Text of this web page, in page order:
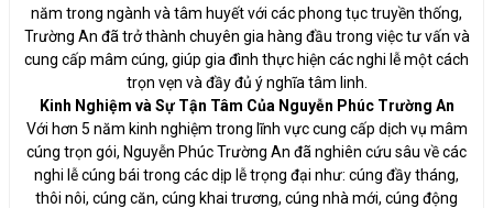
năm trong ngành và tâm huyết với các phong tục truyền thống,
Trường An đã trở thành chuyên gia hàng đầu trong việc tư vấn và
cung cấp mâm cúng, giúp gia đình thực hiện các nghi lễ một cách
trọn vẹn và đầy đủ ý nghĩa tâm linh.
Kinh Nghiệm và Sự Tận Tâm Của Nguyễn Phúc Trường An
Với hơn 5 năm kinh nghiệm trong lĩnh vực cung cấp dịch vụ mâm
cúng trọn gói, Nguyễn Phúc Trường An đã nghiên cứu sâu về các
nghi lễ cúng bái trong các dịp lễ trọng đại như: cúng đầy tháng,
thôi nôi, cúng căn, cúng khai trương, cúng nhà mới, cúng động